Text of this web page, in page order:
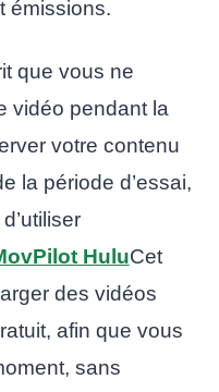
émissions.
que vous ne
vidéo pendant la
votre contenu
la période d’essai,
HuluCet
des vidéos
afin que vous
sans